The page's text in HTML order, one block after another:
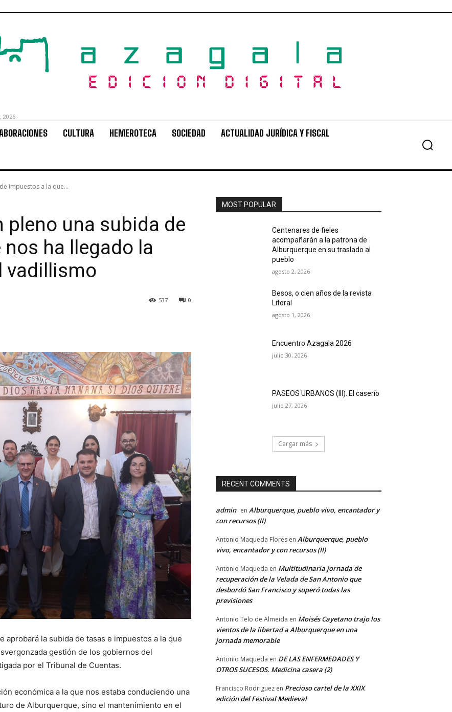
2026
CULTURA HEMEROTECA SOCIEDAD ACTUALIDAD JURÍDICA Y FISCAL
impuestos a la que...
pleno una subida de
ha llegado la
vadillismo
0
537
la subida de tasas e impuestos a la que
gestión de los gobiernos del
por el Tribunal de Cuentas.
económica a la que nos estaba conduciendo una
de Alburquerque, sino el mantenimiento en el
MOST POPULAR
Centenares de fieles
acompañarán a la patrona de
Alburquerque en su traslado al
pueblo
agosto 2, 2026
Besos, o cien años de la revista
Litoral
agosto 1, 2026
Encuentro Azagala 2026
julio 30, 2026
PASEOS URBANOS (III). El caserío
julio 27, 2026
Cargar más
RECENT COMMENTS
admin en Alburquerque, pueblo vivo, encantador y
con recursos (II)
Antonio Maqueda Flores en Alburquerque, pueblo
vivo, encantador y con recursos (II)
Antonio Maqueda en Multitudinaria jornada de
recuperación de la Velada de San Antonio que
desbordó San Francisco y superó todas las
previsiones
Antonio Telo de Almeida en Moisés Cayetano trajo los
vientos de la libertad a Alburquerque en una
jornada memorable
Antonio Maqueda en DE LAS ENFERMEDADES Y
OTROS SUCESOS. Medicina casera (2)
Francisco Rodriguez en Precioso cartel de la XXIX
edición del Festival Medieval